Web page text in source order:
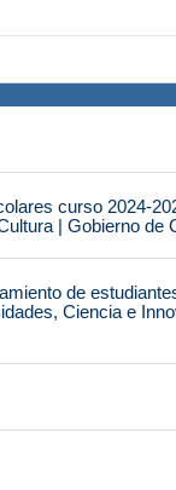
curso 2024-
| Gobierno de
de
Ciencia e